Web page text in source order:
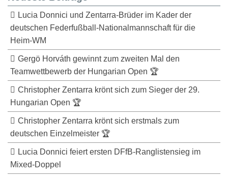
Lucia Donnici und Zentarra-Brüder im Kader der
deutschen Federfußball-Nationalmannschaft für die
Heim-WM
Gergö Horváth gewinnt zum zweiten Mal den
Teamwettbewerb der Hungarian Open 🏆
Christopher Zentarra krönt sich zum Sieger der 29.
Hungarian Open 🏆
Christopher Zentarra krönt sich erstmals zum
deutschen Einzelmeister 🏆
Lucia Donnici feiert ersten DFfB-Ranglistensieg im
Mixed-Doppel